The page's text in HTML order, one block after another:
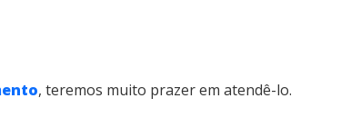
, teremos muito prazer em atendê-lo.